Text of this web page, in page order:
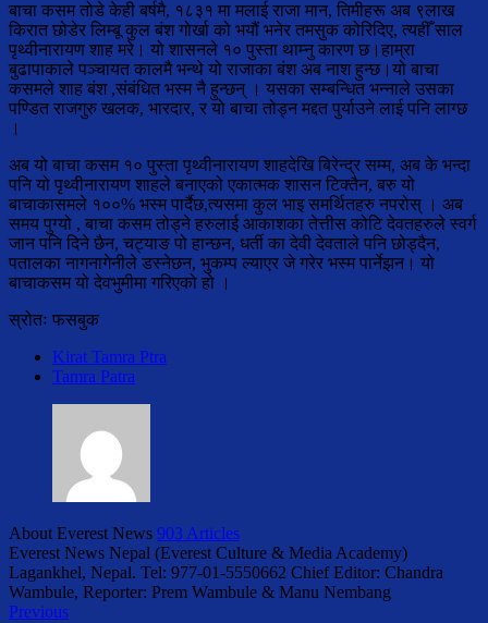
बाचा कसम तोडे केही बर्षमै, १८३१ मा मलाई राजा मान, तिमीहरू अब ९लाख
किरात छोडेर लिम्बू कुल बंश गोर्खा को भयौं भनेर तमसुक कोरिदिए, त्यहीँ साल
पृथ्वीनारायण शाह मरे। यो शासनले १० पुस्ता थाम्नु कारण छ।हाम्रा
बुढापाकाले पञ्चायत कालमै भन्थे यो राजाका बंश अब नाश हुन्छ।यो बाचा
कसमले शाह बंश ,संबंधित भस्म नै हुन्छन् । यसका सम्बन्धित भन्नाले उसका
पण्डित राजगुरु खलक, भारदार, र यो बाचा तोड्न मद्दत पुर्याउने लाई पनि लाग्छ
।
अब यो बाचा कसम १० पुस्ता पृथ्वीनारायण शाहदेखि बिरेन्द्र सम्म, अब के भन्दा
पनि यो पृथ्वीनारायण शाहले बनाएको एकात्मक शासन टिक्तैन, बरु यो
बाचाकासमले १००% भस्म पार्दैछ,त्यसमा कुल भाइ समर्थितहरु नपरोस् । अब
समय पुग्यो , बाचा कसम तोड्ने हरुलाई आकाशका तेत्तीस कोटि देवतहरुले स्वर्ग
जान पनि दिने छैन, चट्याङ पो हान्छन, धर्ती का देवी देवताले पनि छोड्दैन,
पतालका नागनागेनीले डस्नेछन, भुकम्प ल्याएर जे गरेर भस्म पार्नेझन। यो
बाचाकसम यो देवभुमीमा गरिएको हो ।
स्रोतः फसबुक
Kirat Tamra Ptra
Tamra Patra
About Everest News 903 Articles
Everest News Nepal (Everest Culture & Media Academy)
Lagankhel, Nepal. Tel: 977-01-5550662 Chief Editor: Chandra
Wambule, Reporter: Prem Wambule & Manu Nembang
Previous